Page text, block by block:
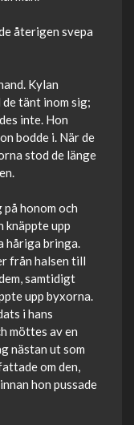
återigen svepa
Kylan
tänt inom sig;
inte. Hon
bodde i. När de
stod de länge
honom och
knäppte upp
håriga bringa.
från halsen till
samtidigt
upp byxorna.
i hans
möttes av en
nästan ut som
om den,
hon pussade